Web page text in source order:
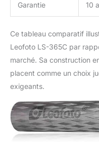
Garantie 10
Ce tableau comparatif
Leofoto LS-365C par
marché. Sa construction
placent comme un choix
exigeants.